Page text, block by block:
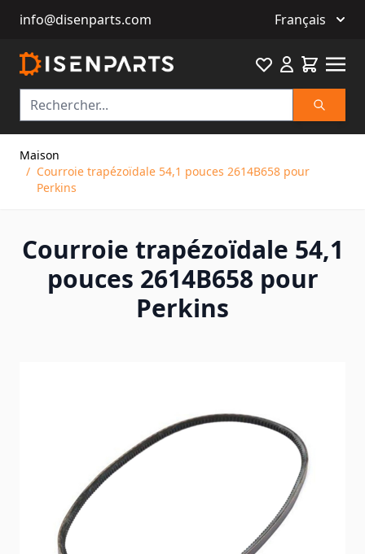
info@disenparts.com Français
FavouriteCart
Maison
/ Courroie trapézoïdale 54,1 pouces 2614B658 pour
Perkins
Courroie trapézoïdale 54,1
pouces 2614B658 pour
Perkins